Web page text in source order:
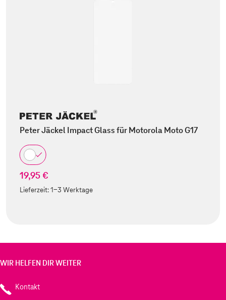
Peter Jäckel Impact Glass für Motorola Moto G17
19,95 €
Lieferzeit:1-3 Werktage
WIR HELFEN DIR WEITER
Kontakt